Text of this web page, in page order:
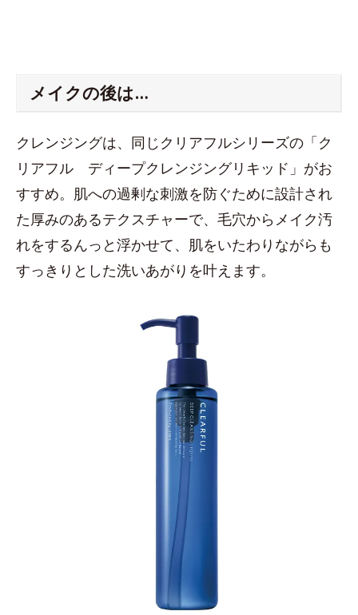
メイクの後は…
クレンジングは、同じクリアフルシリーズの「ク
リアフル ディープクレンジングリキッド」がお
すすめ。肌への過剰な刺激を防ぐために設計され
た厚みのあるテクスチャーで、毛穴からメイク汚
れをするんっと浮かせて、肌をいたわりながらも
すっきりとした洗いあがりを叶えます。